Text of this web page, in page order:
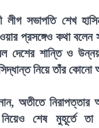
সভাপতি শেখ
প্রসঙ্গেও কথা বলেন
দেশের শান্তি ও
নিয়ে তাঁর
অতীতে নিরাপত্তার
শেষ মুহূর্তে তা